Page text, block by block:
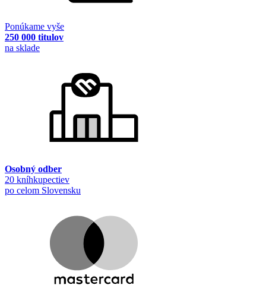
Ponúkame vyše
250 000 titulov
na sklade
Osobný odber
20 kníhkupectiev
po celom Slovensku